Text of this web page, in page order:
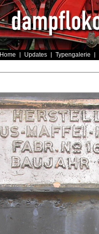
Home Updates Typengalerie